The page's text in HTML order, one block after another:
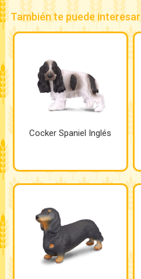
También te puede interesar
Cocker Spaniel Inglés